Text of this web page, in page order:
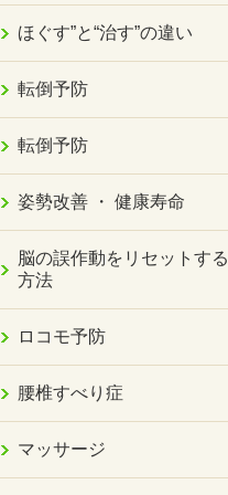
ほぐす”と“治す”の違い
転倒予防
転倒予防
姿勢改善 ・ 健康寿命
脳の誤作動をリセットする
方法
ロコモ予防
腰椎すべり症
マッサージ